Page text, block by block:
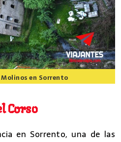
en Sorrento
Corso
en Sorrento, una de las